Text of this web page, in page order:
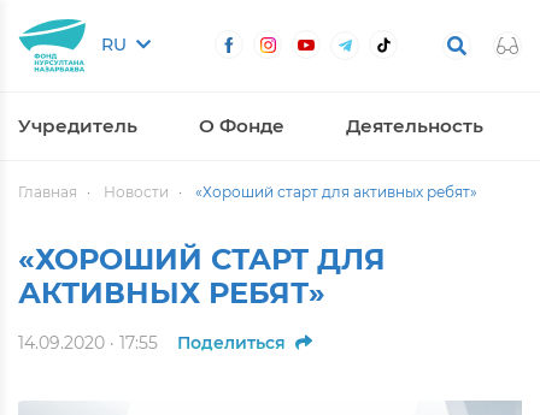
RU
Учредитель О Фонде Деятельность
Главная Новости «Хороший старт для активных ребят»
«ХОРОШИЙ СТАРТ ДЛЯ
АКТИВНЫХ РЕБЯТ»
14.09.2020 · 17:55 Поделиться